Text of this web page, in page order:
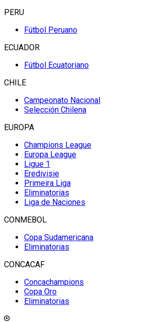
PERU
Fútbol Peruano
ECUADOR
Fútbol Ecuatoriano
CHILE
Campeonato Nacional
Selección Chilena
EUROPA
Champions League
Europa League
Ligue 1
Eredivisie
Primeira Liga
Eliminatorias
Liga de Naciones
CONMEBOL
Copa Sudamericana
Eliminatorias
CONCACAF
Concachampions
Copa Oro
Eliminatorias